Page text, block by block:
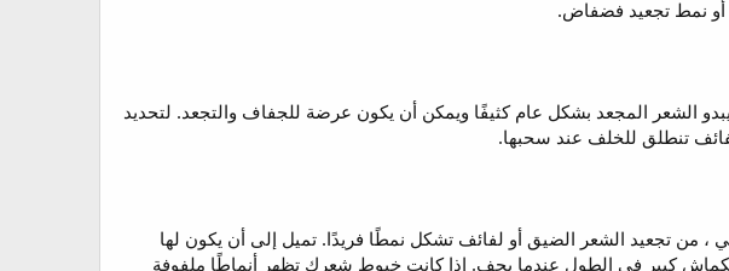
أو نمط تجعيد فضفاض.
الشعر المجعد بشكل عام كثيفًا ويمكن أن يكون عرضة للجفاف والتجعد. لتحديد
تنطلق للخلف عند سحبها.
، من تجعيد الشعر الضيق أو لفائف تشكل نمطًا فريدًا. تميل إلى أن يكون لها
كبير في الطول عندما يجف. إذا كانت خيوط شعرك تظهر أنماطًا ملفوفة